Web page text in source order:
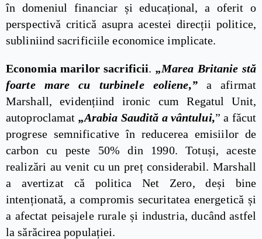
în domeniul financiar și educațional, a oferit o
perspectivă critică asupra acestei direcții politice,
subliniind sacrificiile economice implicate.
Economia marilor sacrificii. „Marea Britanie stă
foarte mare cu turbinele eoliene,”a afirmat
Marshall, evidențiind ironic cum Regatul Unit,
autoproclamat „Arabia Saudită a vântului,” a făcut
progrese semnificative în reducerea emisiilor de
carbon cu peste 50% din 1990. Totuși, aceste
realizări au venit cu un preț considerabil. Marshall
a avertizat că politica Net Zero, deși bine
intenționată, a compromis securitatea energetică și
a afectat peisajele rurale și industria, ducând astfel
la sărăcirea populației.